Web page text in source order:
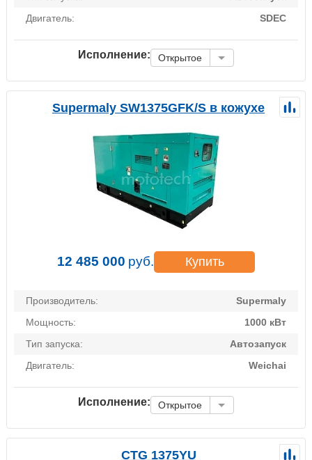
Двигатель:
SDEC
Исполнение: Открытое
Supermaly SW1375GFK/S в кожухе
12 485 000 руб. Купить
Производитель:
Supermaly
Мощность:
1000 кВт
Тип запуска:
Автозапуск
Двигатель:
Weichai
Исполнение: Открытое
CTG 1375YU